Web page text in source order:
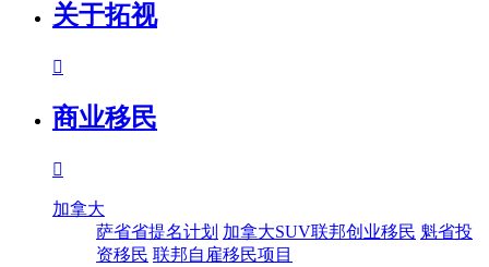
关于拓视

商业移民

加拿大
萨省省提名计划 加拿大SUV联邦创业移民 魁省投
资移民 联邦自雇移民项目